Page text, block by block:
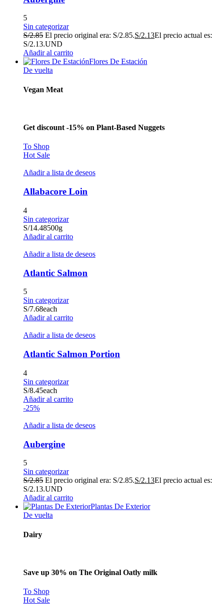
5
Sin categorizar
S/2.85 El precio original era: S/2.85.S/2.13El precio actual es:
S/2.13.UND
Añadir al carrito
Flores De Estación
De vuelta
Vegan Meat
Get discount -15% on Plant-Based Nuggets
To Shop
Hot Sale
Añadir a lista de deseos
Allabacore Loin
4
Sin categorizar
S/14.48500g
Añadir al carrito
Añadir a lista de deseos
Atlantic Salmon
5
Sin categorizar
S/7.68each
Añadir al carrito
Añadir a lista de deseos
Atlantic Salmon Portion
4
Sin categorizar
S/8.45each
Añadir al carrito
-25%
Añadir a lista de deseos
Aubergine
5
Sin categorizar
S/2.85 El precio original era: S/2.85.S/2.13El precio actual es:
S/2.13.UND
Añadir al carrito
Plantas De Exterior
De vuelta
Dairy
Save up 30% on The Original Oatly milk
To Shop
Hot Sale